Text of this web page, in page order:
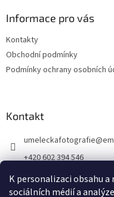
K personalizaci obsahu
sociálních médií a
Informace pro vás
Kontakty
Obchodní podmínky
Podmínky ochrany osobních
Kontakt
umeleckafotografie@
+420 602 394 546
Facebook